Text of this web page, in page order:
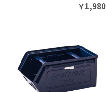
￥1,980